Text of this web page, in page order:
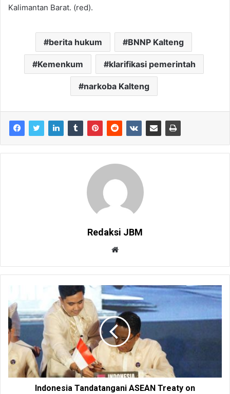
Kalimantan Barat. (red).
berita hukum BNNP Kalteng
Kemenkum klarifikasi pemerintah
narkoba Kalteng
Redaksi JBM
b
s
i
t
e
Indonesia Tandatangani ASEAN Treaty on